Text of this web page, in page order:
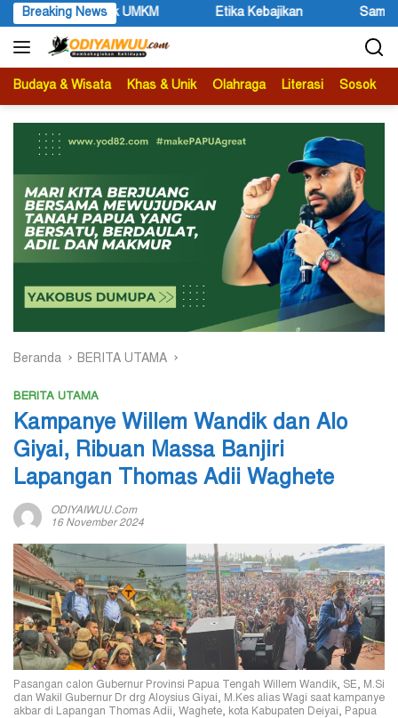
Langsung
ke
konten
Breaking News
Etika Kebajikan Samuel Yogi Sebut Festival UMKM
Budaya & Wisata Khas & Unik Olahraga Literasi Sosok
Beranda BERITA UTAMA
BERITA UTAMA
Kampanye Willem Wandik dan Alo
Giyai, Ribuan Massa Banjiri
Lapangan Thomas Adii Waghete
ODIYAIWUU.com
16 November 2024
Pasangan calon Gubernur Provinsi Papua Tengah Willem Wandik, SE, M.Si
dan Wakil Gubernur Dr drg Aloysius Giyai, M.Kes alias Wagi saat kampanye
akbar di Lapangan Thomas Adii, Waghete, kota Kabupaten Deiyai, Papua